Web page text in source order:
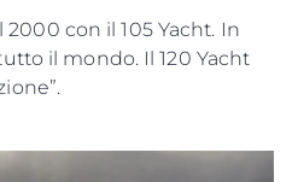
con il 105 Yacht. In
il mondo. Il 120 Yacht